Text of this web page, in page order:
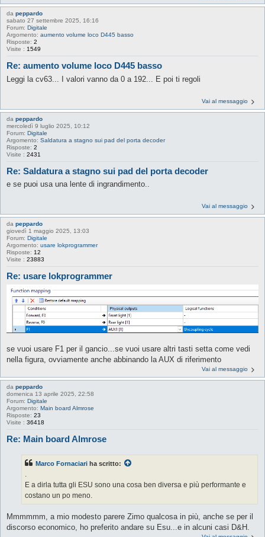
da peppardo
sabato 27 settembre 2025, 16:16
Forum: Digitale
Argomento: aumento volume loco D445 basso
Risposte: 2
Visite : 1549
Re: aumento volume loco D445 basso
Leggi la cv63... I valori vanno da 0 a 192... E poi ti regoli
Vai al messaggio
da peppardo
mercoledì 9 luglio 2025, 10:12
Forum: Digitale
Argomento: Saldatura a stagno sui pad del porta decoder
Risposte: 2
Visite : 2431
Re: Saldatura a stagno sui pad del porta decoder
e se puoi usa una lente di ingrandimento..
Vai al messaggio
da peppardo
giovedì 1 maggio 2025, 13:03
Forum: Digitale
Argomento: usare lokprogrammer
Risposte: 12
Visite : 23883
Re: usare lokprogrammer
se vuoi usare F1 per il gancio...se vuoi usare altri tasti setta come vedi
nella figura, ovviamente anche abbinando la AUX di riferimento
Vai al messaggio
da peppardo
domenica 13 aprile 2025, 22:58
Forum: Digitale
Argomento: Main board Almrose
Risposte: 23
Visite : 36418
Re: Main board Almrose
Marco Fornaciari ha scritto:
.
E a dirla tutta gli ESU sono una cosa ben diversa e più performante e
costano un po meno.
Mmmmmm, a mio modesto parere Zimo qualcosa in più, anche se per il
discorso economico, ho preferito andare su Esu...e in alcuni casi D&H.